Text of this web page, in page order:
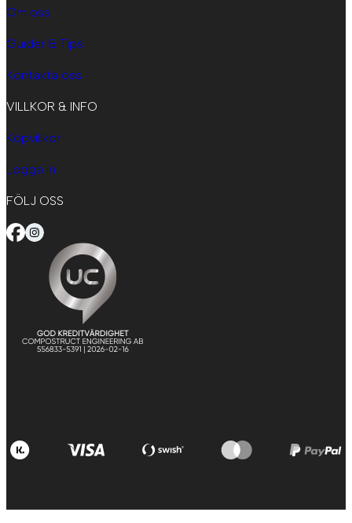
Om oss
Guider & Tips
Kontakta oss
VILLKOR & INFO
Köpvillkor
Logga in
FÖLJ OSS